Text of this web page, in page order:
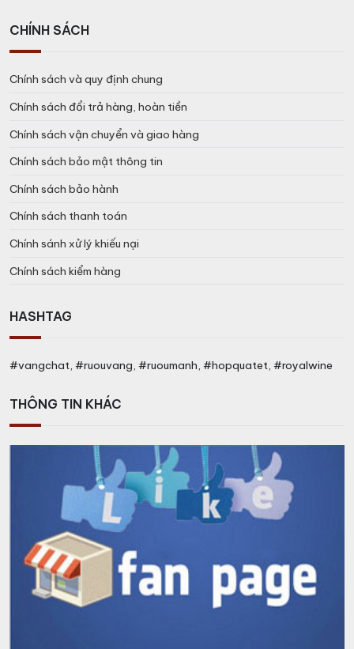
CHÍNH SÁCH
Chính sách và quy định chung
Chính sách đổi trả hàng, hoàn tiền
Chính sách vận chuyển và giao hàng
Chính sách bảo mật thông tin
Chính sách bảo hành
Chính sách thanh toán
Chính sánh xử lý khiếu nại
Chính sách kiểm hàng
HASHTAG
#vangchat, #ruouvang, #ruoumanh, #hopquatet, #royalwine
THÔNG TIN KHÁC